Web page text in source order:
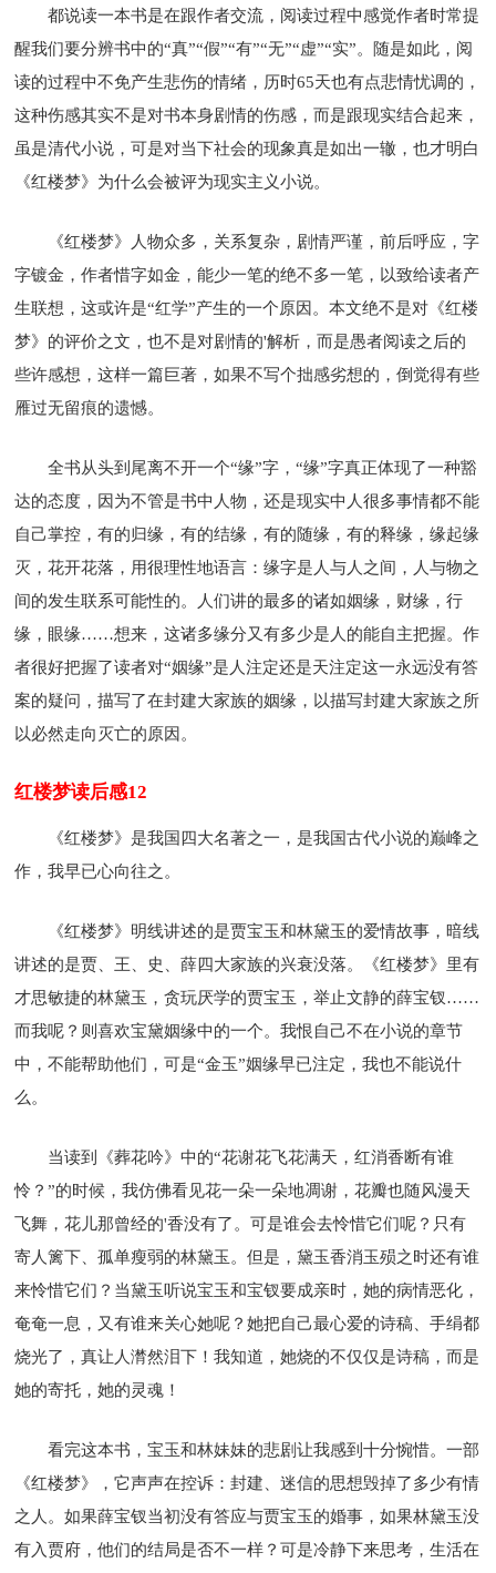
都说读一本书是在跟作者交流，阅读过程中感觉作者时常提
醒我们要分辨书中的“真”“假”“有”“无”“虚”“实”。随是如此，阅
读的过程中不免产生悲伤的情绪，历时65天也有点悲情忧调的，
这种伤感其实不是对书本身剧情的伤感，而是跟现实结合起来，
虽是清代小说，可是对当下社会的现象真是如出一辙，也才明白
《红楼梦》为什么会被评为现实主义小说。
《红楼梦》人物众多，关系复杂，剧情严谨，前后呼应，字
字镀金，作者惜字如金，能少一笔的绝不多一笔，以致给读者产
生联想，这或许是“红学”产生的一个原因。本文绝不是对《红楼
梦》的评价之文，也不是对剧情的'解析，而是愚者阅读之后的
些许感想，这样一篇巨著，如果不写个拙感劣想的，倒觉得有些
雁过无留痕的遗憾。
全书从头到尾离不开一个“缘”字，“缘”字真正体现了一种豁
达的态度，因为不管是书中人物，还是现实中人很多事情都不能
自己掌控，有的归缘，有的结缘，有的随缘，有的释缘，缘起缘
灭，花开花落，用很理性地语言：缘字是人与人之间，人与物之
间的发生联系可能性的。人们讲的最多的诸如姻缘，财缘，行
缘，眼缘……想来，这诸多缘分又有多少是人的能自主把握。作
者很好把握了读者对“姻缘”是人注定还是天注定这一永远没有答
案的疑问，描写了在封建大家族的姻缘，以描写封建大家族之所
以必然走向灭亡的原因。
红楼梦读后感12
《红楼梦》是我国四大名著之一，是我国古代小说的巅峰之
作，我早已心向往之。
《红楼梦》明线讲述的是贾宝玉和林黛玉的爱情故事，暗线
讲述的是贾、王、史、薛四大家族的兴衰没落。《红楼梦》里有
才思敏捷的林黛玉，贪玩厌学的贾宝玉，举止文静的薛宝钗……
而我呢？则喜欢宝黛姻缘中的一个。我恨自己不在小说的章节
中，不能帮助他们，可是“金玉”姻缘早已注定，我也不能说什
么。
当读到《葬花吟》中的“花谢花飞花满天，红消香断有谁
怜？”的时候，我仿佛看见花一朵一朵地凋谢，花瓣也随风漫天
飞舞，花儿那曾经的'香没有了。可是谁会去怜惜它们呢？只有
寄人篱下、孤单瘦弱的林黛玉。但是，黛玉香消玉殒之时还有谁
来怜惜它们？当黛玉听说宝玉和宝钗要成亲时，她的病情恶化，
奄奄一息，又有谁来关心她呢？她把自己最心爱的诗稿、手绢都
烧光了，真让人潸然泪下！我知道，她烧的不仅仅是诗稿，而是
她的寄托，她的灵魂！
看完这本书，宝玉和林妹妹的悲剧让我感到十分惋惜。一部
《红楼梦》，它声声在控诉：封建、迷信的思想毁掉了多少有情
之人。如果薛宝钗当初没有答应与贾宝玉的婚事，如果林黛玉没
有入贾府，他们的结局是否不一样？可是冷静下来思考，生活在